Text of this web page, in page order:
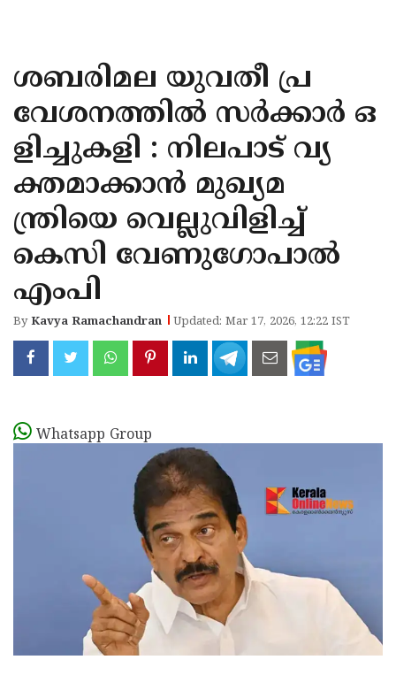
KANNUR
KASARAGOD
ശബരിമല യുവതീ പ്ര
വേശനത്തിൽ സർക്കാർ ഒ
ളിച്ചുകളി : നിലപാട് വ്യ
ക്തമാക്കാന്‍ മുഖ്യമ
ന്ത്രിയെ വെല്ലുവിളിച്ച്
കെസി വേണുഗോപാല്‍
എംപി
ByKavya Ramachandran Updated: Mar 17, 2026, 12:22 IST
Whatsapp Group